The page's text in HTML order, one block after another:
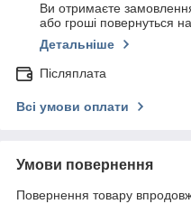
Ви отримаєте
або гроші повернуться
Детальніше
Післяплата
Всі умови оплати
Умови повернення
Повернення товару